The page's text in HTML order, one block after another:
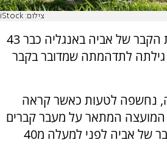
צילום: iStock
סילביה רוס מבקרת את הקבר של אביה באנגליה כבר 43
לתדהמתה שמדובר בקבר
מאנגליה, נחשפה לטעות כאשר קראה
המועצה המתאר על מעבר קברים
ועל טעות שנגרמה לקבר של אביה לפני למעלה מ40